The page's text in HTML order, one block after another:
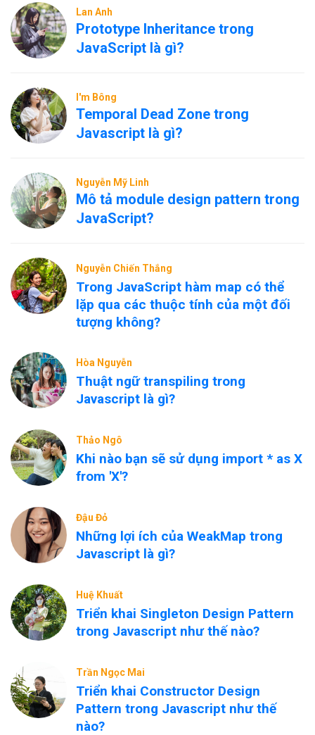
Lan Anh
Prototype Inheritance trong
JavaScript là gì?
I'm Bông
Temporal Dead Zone trong
Javascript là gì?
Nguyễn Mỹ Linh
Mô tả module design pattern trong
JavaScript?
Nguyễn Chiến Thắng
Trong JavaScript hàm map có thể
lặp qua các thuộc tính của một đối
tượng không?
Hòa Nguyễn
Thuật ngữ transpiling trong
Javascript là gì?
Thảo Ngô
Khi nào bạn sẽ sử dụng import * as X
from 'X'?
Đậu Đỏ
Những lợi ích của WeakMap trong
Javascript là gì?
Huệ Khuất
Triển khai Singleton Design Pattern
trong Javascript như thế nào?
Trần Ngọc Mai
Triển khai Constructor Design
Pattern trong Javascript như thế
nào?